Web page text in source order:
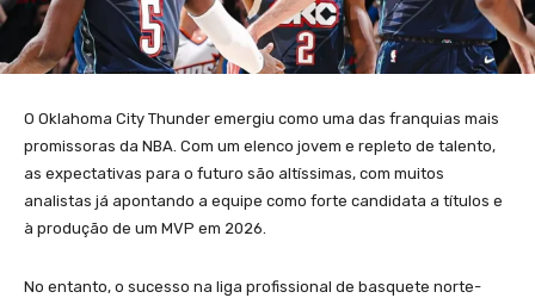
O Oklahoma City Thunder emergiu como uma das franquias mais
promissoras da NBA. Com um elenco jovem e repleto de talento,
as expectativas para o futuro são altíssimas, com muitos
analistas já apontando a equipe como forte candidata a títulos e
à produção de um MVP em 2026.
No entanto, o sucesso na liga profissional de basquete norte-